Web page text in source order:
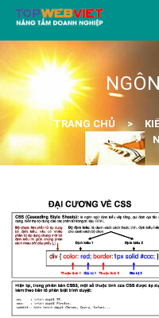
TRANG CHỦ
DIỆN